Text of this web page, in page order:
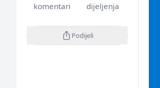
komentari dijeljenja
Podijeli